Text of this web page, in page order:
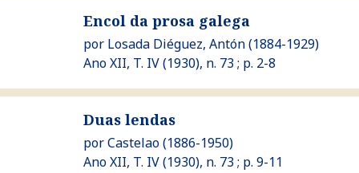
Ver Encol da prosa galega
Encol da prosa galega
por Losada Diéguez, Antón(1884-1929)
Ano XII, T. IV (1930), n. 73 ; p. 2-8
Ver Duas lendasDuas lendas
porCastelao(1886-1950)
Ano XII, T. IV (1930), n. 73 ; p. 9-11